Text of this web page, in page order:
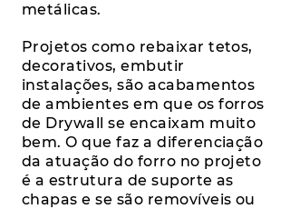
metálicas.
Projetos como rebaixar tetos,
decorativos, embutir
instalações, são acabamentos
de ambientes em que os forros
de Drywall se encaixam muito
bem. O que faz a diferenciação
da atuação do forro no projeto
é a estrutura de suporte as
chapas e se são removíveis ou